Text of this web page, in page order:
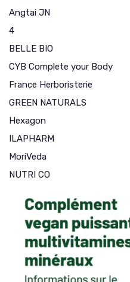
Angtai JN
4
BELLE BIO
CYB Complete your Body
France Herboristerie
GREEN NATURALS
Hexagon
ILAPHARM
MoriVeda
NUTRI CO